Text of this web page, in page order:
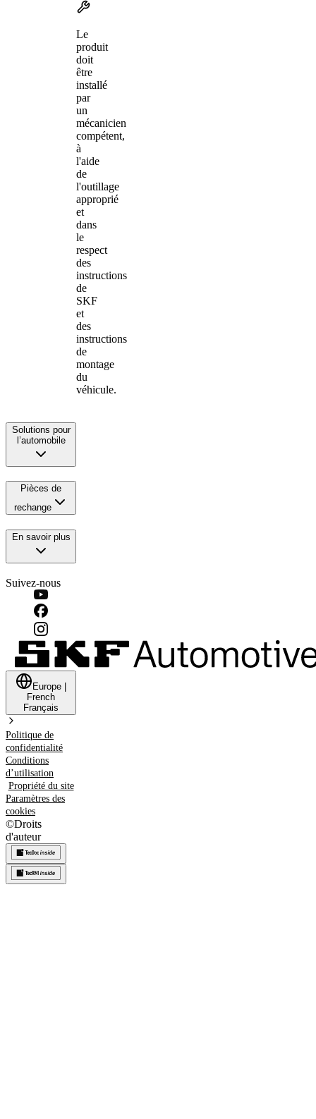
Le
produit
doit
être
installé
par
un
mécanicien
compétent,
à
l'aide
de
l'outillage
approprié
et
dans
le
respect
des
instructions
de
SKF
et
des
instructions
de
montage
du
véhicule.
Solutions pour
l’automobile
Pièces de
rechange
En savoir plus
Suivez-nous
Europe
French
Français
Politique de
confidentialité
Conditions
d’utilisation
Propriété du site
Paramètres des
cookies
©Droits
d'auteur